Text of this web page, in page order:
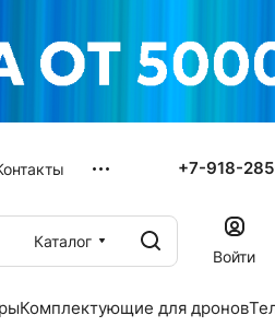
+7-918-
Каталог
Войти
Комплектующие для дронов